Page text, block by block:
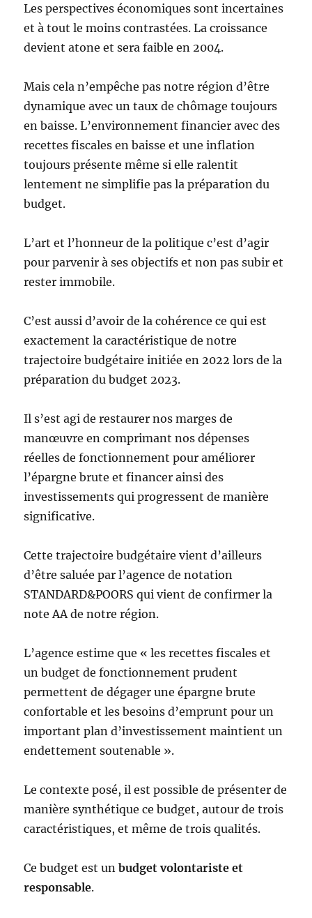
Les perspectives économiques sont incertaines
et à tout le moins contrastées. La croissance
devient atone et sera faible en 2004.
Mais cela n’empêche pas notre région d’être
dynamique avec un taux de chômage toujours
en baisse. L’environnement financier avec des
recettes fiscales en baisse et une inflation
toujours présente même si elle ralentit
lentement ne simplifie pas la préparation du
budget.
L’art et l’honneur de la politique c’est d’agir
pour parvenir à ses objectifs et non pas subir et
rester immobile.
C’est aussi d’avoir de la cohérence ce qui est
exactement la caractéristique de notre
trajectoire budgétaire initiée en 2022 lors de la
préparation du budget 2023.
Il s’est agi de restaurer nos marges de
manœuvre en comprimant nos dépenses
réelles de fonctionnement pour améliorer
l’épargne brute et financer ainsi des
investissements qui progressent de manière
significative.
Cette trajectoire budgétaire vient d’ailleurs
d’être saluée par l’agence de notation
STANDARD&POORS qui vient de confirmer la
note AA de notre région.
L’agence estime que « les recettes fiscales et
un budget de fonctionnement prudent
permettent de dégager une épargne brute
confortable et les besoins d’emprunt pour un
important plan d’investissement maintient un
endettement soutenable ».
Le contexte posé, il est possible de présenter de
manière synthétique ce budget, autour de trois
caractéristiques, et même de trois qualités.
Ce budget est unbudget volontariste et
responsable.